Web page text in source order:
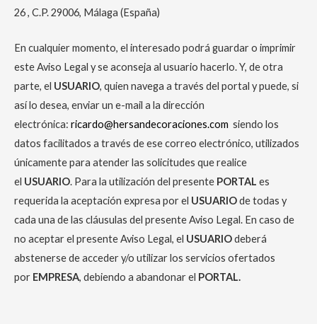
26 , C.P. 29006, Málaga (España)
En cualquier momento, el interesado podrá guardar o imprimir
este Aviso Legal y se aconseja al usuario hacerlo. Y, de otra
parte, el USUARIO, quien navega a través del portal y puede, si
así lo desea, enviar un e-mail a la dirección
electrónica: ricardo@hersandecoraciones.com siendo los
datos facilitados a través de ese correo electrónico, utilizados
únicamente para atender las solicitudes que realice
el USUARIO. Para la utilización del presente PORTAL es
requerida la aceptación expresa por el USUARIOde todas y
cada una de las cláusulas del presente Aviso Legal. En caso de
no aceptar el presente Aviso Legal, el USUARIOdeberá
abstenerse de acceder y/o utilizar los servicios ofertados
por EMPRESA, debiendo a abandonar el PORTAL.